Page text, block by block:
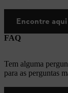
Encontre
FAQ
Tem alguma
para as perguntas